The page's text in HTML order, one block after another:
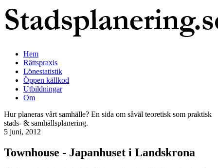
Hem
Rättspraxis
Lönestatistik
Öppen källkod
Utbildningar
Om
Hur planeras vårt samhälle? En sida om såväl teoretisk som praktisk
stads- & samhällsplanering.
5 juni, 2012
Townhouse - Japanhuset i Landskrona